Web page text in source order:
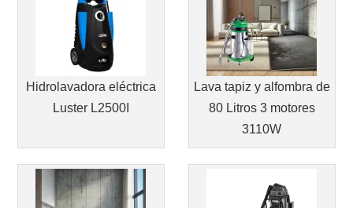
Hidrolavadora eléctrica
Luster L2500I
Lava tapiz y alfombra de
80 Litros 3 motores
3110W